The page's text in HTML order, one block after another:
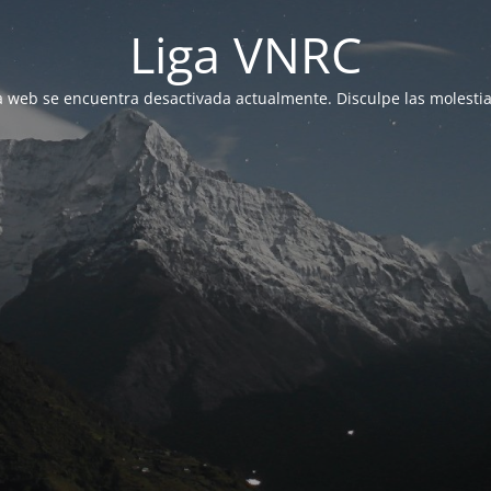
Liga VNRC
web se encuentra desactivada actualmente. Disculpe las